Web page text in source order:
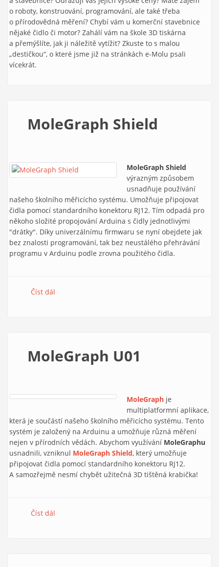
o roboty, konstruování, programování, ale také třeba
o přírodovědná měření? Chybí vám u komerční stavebnice
nějaké čidlo či motor? Zahálí vám na škole 3D tiskárna
a přemýšlíte, jak ji náležitě vytížit? Zkuste to s malou
„destičkou“, o které jsme již na stránkách e-Molu psali
vícekrát.
MoleGraph Shield
MoleGraph Shield
výrazným způsobem
usnadňuje používání
našeho školního měřicícho systému. Umožňuje připojovat
čidla pomocí standardního konektoru RJ12. Tím odpadá pro
někoho složité propojování Arduina s čidly jednotlivými
"drátky". Díky univerzálnímu firmwaru se nyní obejdete jak
bez znalosti programování, tak bez neustálého přehrávání
programu v Arduinu podle zrovna použitého čidla.
Číst dál
MoleGraph U01
MoleGraph je
multiplatformní aplikace,
která je součástí našeho školního měřicícho systému. Tento
systém je založený na Arduinu a umožňuje různá měření
nejen v přírodních vědách. Abychom využívání MoleGraphu
usnadnili, vzniknul MoleGraph Shield, který umožňuje
připojovat čidla pomocí standardního konektoru RJ12.
A samozřejmě nesmí chybět užitečná 3D tištěná krabička!
Číst dál